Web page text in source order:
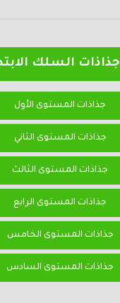
جذاذات السلك
جذاذات المستوى الأول
جذاذات المستوى الثاني
جذاذات المستوى الثالث
جذاذات المستوى الرابع
جذاذات المستوى الخامس
جذاذات المستوى السادس